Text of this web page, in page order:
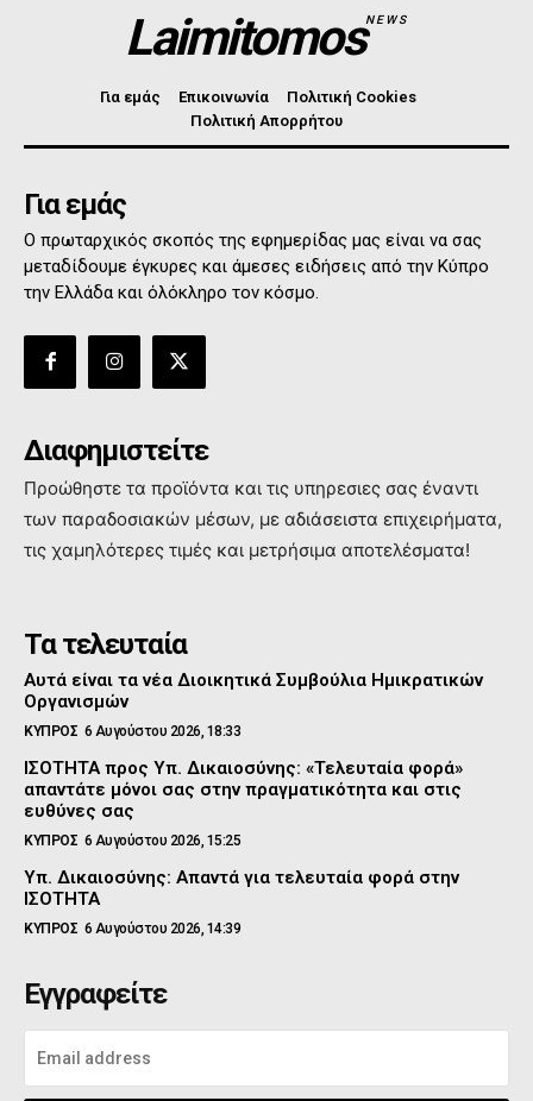
LaimitomosNEWS
Για εμάς Επικοινωνία
Πολιτική Cookies
Πολιτική Απορρήτου
Για εμάς
Ο πρωταρχικός σκοπός της εφημερίδας μας είναι να σας
μεταδίδουμε έγκυρες και άμεσες ειδήσεις από την Κύπρο
την Ελλάδα και όλόκληρο τον κόσμο.
Διαφημιστείτε
Προώθηστε τα προϊόντα και τις υπηρεσιες σας έναντι
των παραδοσιακών μέσων, με αδιάσειστα επιχειρήματα,
τις χαμηλότερες τιμές και μετρήσιμα αποτελέσματα!
Τα τελευταία
Αυτά είναι τα νέα Διοικητικά Συμβούλια Ημικρατικών
Οργανισμών
ΚΥΠΡΟΣ 6 Αυγούστου 2026, 18:33
ΙΣΟΤΗΤΑ προς Υπ. Δικαιοσύνης: «Τελευταία φορά»
απαντάτε μόνοι σας στην πραγματικότητα και στις
ευθύνες σας
ΚΥΠΡΟΣ 6 Αυγούστου 2026, 15:25
Υπ. Δικαιοσύνης: Απαντά για τελευταία φορά στην
ΙΣΟΤΗΤΑ
ΚΥΠΡΟΣ 6 Αυγούστου 2026, 14:39
Εγγραφείτε